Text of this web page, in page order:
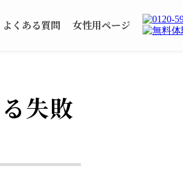
よくある質問 女性用ページ
失敗